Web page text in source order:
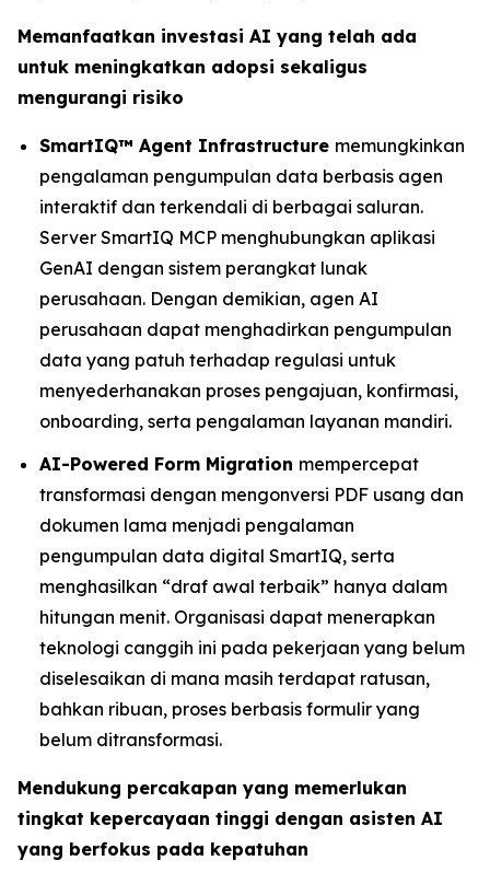
Memanfaatkan investasi AI yang telah ada
untuk meningkatkan adopsi sekaligus
mengurangi risiko
SmartIQ™ Agent Infrastructure memungkinkan
pengalaman pengumpulan data berbasis agen
interaktif dan terkendali di berbagai saluran.
Server SmartIQ MCP menghubungkan aplikasi
GenAI dengan sistem perangkat lunak
perusahaan. Dengan demikian, agen AI
perusahaan dapat menghadirkan pengumpulan
data yang patuh terhadap regulasi untuk
menyederhanakan proses pengajuan, konfirmasi,
onboarding, serta pengalaman layanan mandiri.
AI-Powered Form Migration mempercepat
transformasi dengan mengonversi PDF usang dan
dokumen lama menjadi pengalaman
pengumpulan data digital SmartIQ, serta
menghasilkan “draf awal terbaik” hanya dalam
hitungan menit. Organisasi dapat menerapkan
teknologi canggih ini pada pekerjaan yang belum
diselesaikan di mana masih terdapat ratusan,
bahkan ribuan, proses berbasis formulir yang
belum ditransformasi.
Mendukung percakapan yang memerlukan
tingkat kepercayaan tinggi dengan asisten AI
yang berfokus pada kepatuhan